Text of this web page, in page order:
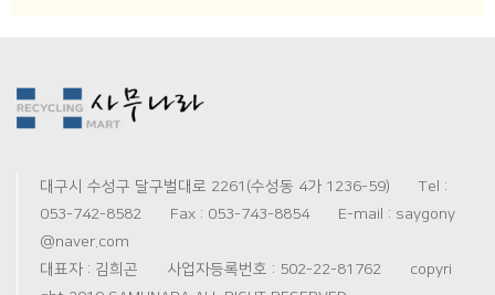
대구시 수성구 달구벌대로 2261(수성동 4가 1236-59) Tel :
053-742-8582 Fax : 053-743-8854 E-mail : saygony
@naver.com
대표자 : 김희곤 사업자등록번호 : 502-22-81762 copyri